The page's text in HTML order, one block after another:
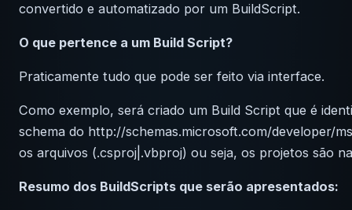
convertido e automatizado por um BuildScript.
O que pertence a um Build Script?
Praticamente tudo que pode ser feito via interface.
Como exemplo, será criado um Build Script que é
schema do http://schemas.microsoft.com/developer/
os arquivos (.csproj|.vbproj) ou seja, os projetos são
Resumo dos BuildScripts que serão apresentados: